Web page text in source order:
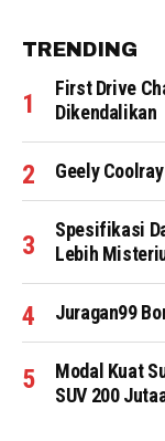
TRENDING
First Drive
Dikendalikan
Geely
Spesifikasi
Lebih
Juragan99
Modal Kuat
SUV 200